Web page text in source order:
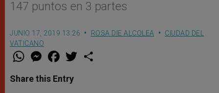
147 puntos en 3 partes
JUNIO 17, 2019 13:26 ROSA DIE ALCOLEA
CIUDAD DEL
VATICANO
W
t
s
M
e
s
e
F
a
e
b
w
Share this Entry